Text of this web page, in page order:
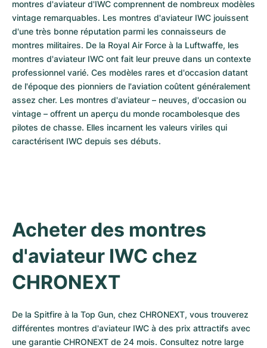
montres d'aviateur d'IWC comprennent de nombreux modèles
vintage remarquables. Les montres d'aviateur IWC jouissent
d'une très bonne réputation parmi les connaisseurs de
montres militaires. De la Royal Air Force à la Luftwaffe, les
montres d'aviateur IWC ont fait leur preuve dans un contexte
professionnel varié. Ces modèles rares et d'occasion datant
de l'époque des pionniers de l'aviation coûtent généralement
assez cher. Les montres d'aviateur – neuves, d'occasion ou
vintage – offrent un aperçu du monde rocambolesque des
pilotes de chasse. Elles incarnent les valeurs viriles qui
caractérisent IWC depuis ses débuts.
Acheter des montres
d'aviateur IWC chez
CHRONEXT
De la Spitfire à la Top Gun, chez CHRONEXT, vous trouverez
différentes montres d'aviateur IWC à des prix attractifs avec
une garantie CHRONEXT de 24 mois. Consultez notre large